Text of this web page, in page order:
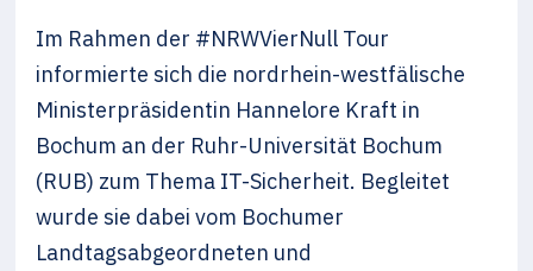
Im Rahmen der #NRWVierNull Tour
informierte sich die nordrhein-westfälische
Ministerpräsidentin Hannelore Kraft in
Bochum an der Ruhr-Universität Bochum
(RUB) zum Thema IT-Sicherheit. Begleitet
wurde sie dabei vom Bochumer
Landtagsabgeordneten und